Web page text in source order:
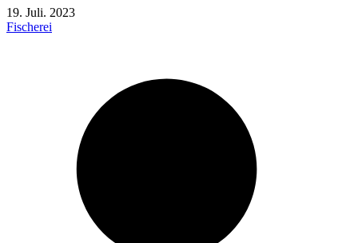
19. Juli. 2023
Fischerei